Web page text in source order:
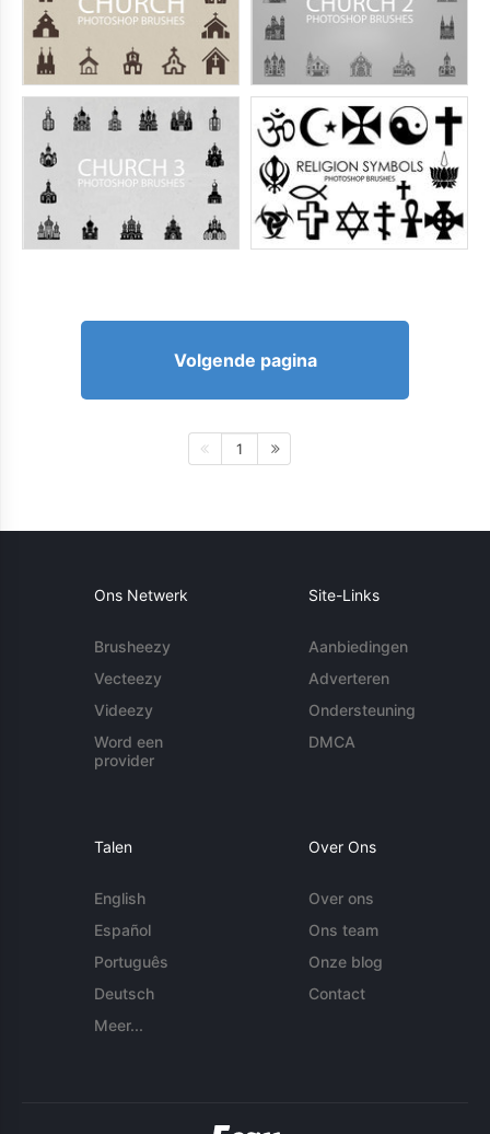
Volgende pagina
1
Ons Netwerk
Brusheezy
Vecteezy
Videezy
Word een
provider
Site-Links
Aanbiedingen
Adverteren
Ondersteuning
DMCA
Talen
English
Español
Português
Deutsch
Meer...
Over Ons
Over ons
Ons team
Onze blog
Contact